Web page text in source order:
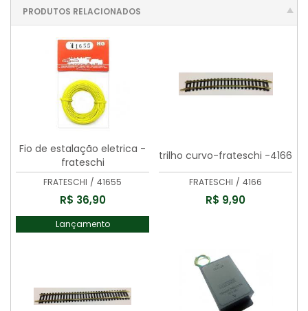
PRODUTOS RELACIONADOS
Fio de estalação eletrica -
frateschi
FRATESCHI / 41655
R$ 36,90
Lançamento
trilho curvo-frateschi -4166
FRATESCHI / 4166
R$ 9,90